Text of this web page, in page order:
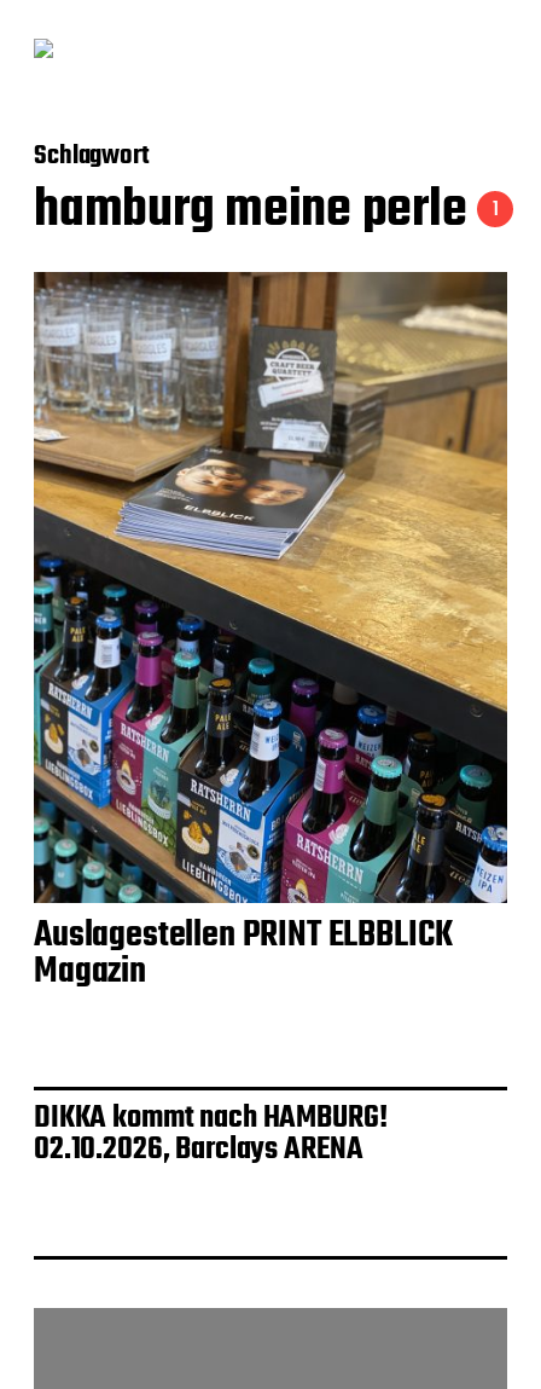
Schlagwort
hamburg meine perle 1
Auslagestellen PRINT ELBBLICK
Magazin
DIKKA kommt nach HAMBURG!
02.10.2026, Barclays ARENA